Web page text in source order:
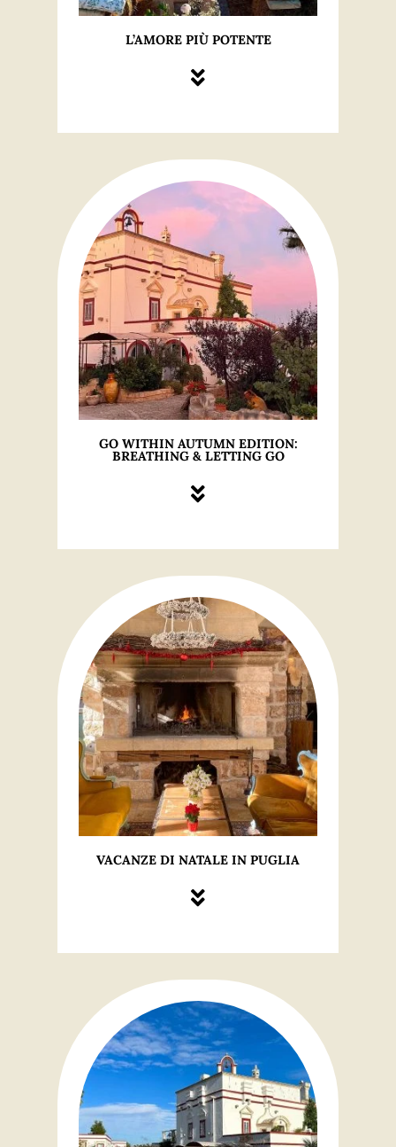
L’AMORE PIÙ POTENTE
GO WITHIN AUTUMN EDITION:
BREATHING & LETTING GO
VACANZE DI NATALE IN PUGLIA